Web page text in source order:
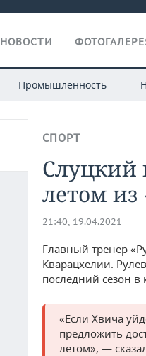
НОВОСТИ
Промышленность
СПОРТ
Слуцкий
летом из
21:40, 19.04.2021
Главный тренер
Кварацхелии.
последний сезон в
«Если Хвича
предложить
летом», —